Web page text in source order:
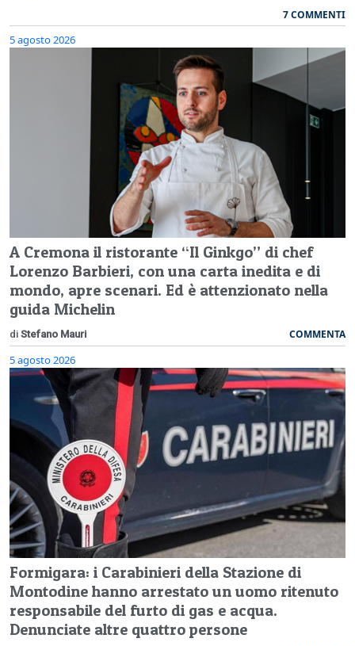
7 COMMENTI
5 agosto 2026
A Cremona il ristorante “Il Ginkgo” di chef
Lorenzo Barbieri, con una carta inedita e di
mondo, apre scenari. Ed è attenzionato nella
guida Michelin
di Stefano Mauri COMMENTA
5 agosto 2026
Formigara: i Carabinieri della Stazione di
Montodine hanno arrestato un uomo ritenuto
responsabile del furto di gas e acqua.
Denunciate altre quattro persone